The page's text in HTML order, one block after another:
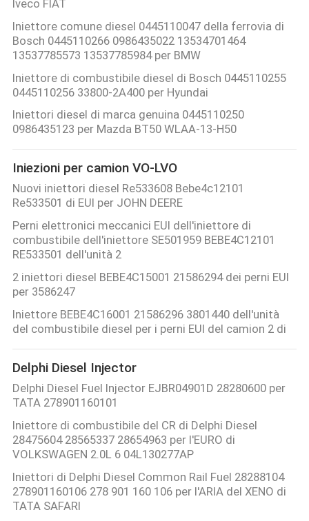
Iveco FIAT
Iniettore comune diesel 0445110047 della ferrovia di
Bosch 0445110266 0986435022 13534701464
13537785573 13537785984 per BMW
Iniettore di combustibile diesel di Bosch 0445110255
0445110256 33800-2A400 per Hyundai
Iniettori diesel di marca genuina 0445110250
0986435123 per Mazda BT50 WLAA-13-H50
Iniezioni per camion VO-LVO
Nuovi iniettori diesel Re533608 Bebe4c12101
Re533501 di EUI per JOHN DEERE
Perni elettronici meccanici EUI dell'iniettore di
combustibile dell'iniettore SE501959 BEBE4C12101
RE533501 dell'unità 2
2 iniettori diesel BEBE4C15001 21586294 dei perni EUI
per 3586247
Iniettore BEBE4C16001 21586296 3801440 dell'unità
del combustibile diesel per i perni EUI del camion 2 di
Delphi Diesel Injector
Delphi Diesel Fuel Injector EJBR04901D 28280600 per
TATA 278901160101
Iniettore di combustibile del CR di Delphi Diesel
28475604 28565337 28654963 per l'EURO di
VOLKSWAGEN 2.0L 6 04L130277AP
Iniettori di Delphi Diesel Common Rail Fuel 28288104
278901160106 278 901 160 106 per l'ARIA del XENO di
TATA SAFARI